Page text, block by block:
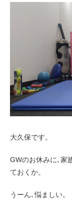
大久保です。
GWのお休みに､家
ておくか。
うーん､悩ましい。